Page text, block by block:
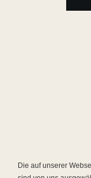
Die auf unserer